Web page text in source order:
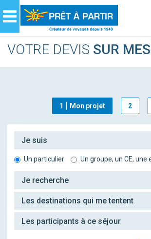
Navigation
VOTRE DEVIS SUR
1 Mon projet 2
Je suis
Un particulier Un groupe, un CE, une
Je recherche
Les destinations qui me tentent
Les participants à ce séjour
Panneau de gestion des cookies